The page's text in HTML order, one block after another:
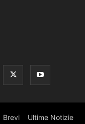
Brevi Ultime Notizie